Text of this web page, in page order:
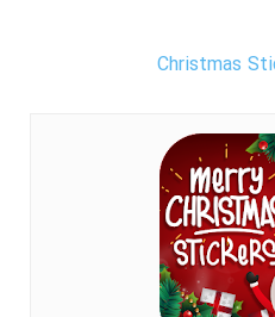
Christmas